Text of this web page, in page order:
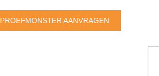
PROEFMONSTER AANVRAGEN